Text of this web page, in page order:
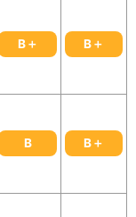
B＋ B＋
B B＋